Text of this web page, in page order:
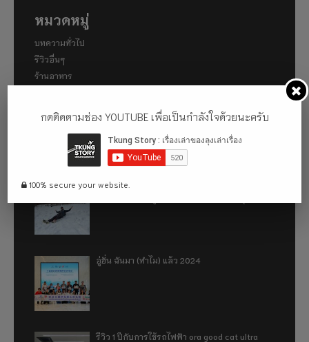
หมวดหมู่
บทความทั่วไป
รีวิวอื่นๆ
ร้านอาหาร
เรื่องที่น่าสนใจ
พาไปเดินคามิโคจิ (Kamigōchi) แหล่งท่องเที่ยวทาง
อู่ฮั่น ฉันมา (ทำไม) แล้ว 2024
รีวิว 1 ปีกับการใช้รถไฟฟ้า ora good cat ultra
กดติดตามช่อง YOUTUBE เพื่อเป็นกำลังใจด้วยนะครับ
100% secure your website.